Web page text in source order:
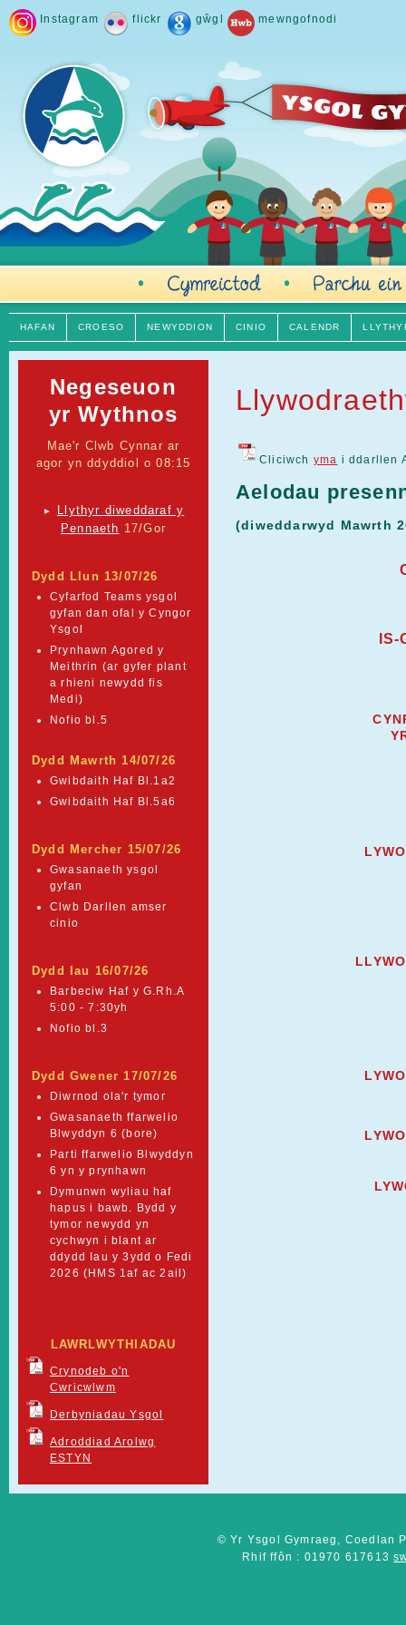
Instagram flickr gŵgl mewngofnodi
HAFAN CROESO NEWYDDION CINIO CALENDR
Negeseuon
yr Wythnos
Mae'r Clwb Cynnar ar
agor yn ddyddiol o 08:15
►
Llythyr diweddaraf y
Pennaeth 17/Gor
Dydd Llun 13/07/26
Cyfarfod Teams ysgol
gyfan dan ofal y Cyngor
Ysgol
Prynhawn Agored y
Meithrin (ar gyfer plant
a rhieni newydd fis
Medi)
Nofio bl.5
Dydd Mawrth 14/07/26
Gwibdaith Haf Bl.1a2
Gwibdaith Haf Bl.5a6
Dydd Mercher 15/07/26
Gwasanaeth ysgol
gyfan
Clwb Darllen amser
cinio
Dydd Iau 16/07/26
Barbeciw Haf y G.Rh.A
5:00 - 7:30yh
Nofio bl.3
Dydd Gwener 17/07/26
Diwrnod ola'r tymor
Gwasanaeth ffarwelio
Blwyddyn 6 (bore)
Parti ffarwelio Blwyddyn
6 yn y prynhawn
Dymunwn wyliau haf
hapus i bawb. Bydd y
tymor newydd yn
cychwyn i blant ar
ddydd Iau y 3ydd o Fedi
2026 (HMS 1af ac 2ail)
LAWRLWYTHIADAU
Crynodeb o'n
Cwricwlwm
Derbyniadau Ysgol
Adroddiad Arolwg
ESTYN
Cliciwch yma i ddarllen
Aelodau
(diweddarwyd Mawrth
© Yr Ysgol Gymraeg, Coedlan
Rhif ffôn : 01970 617613